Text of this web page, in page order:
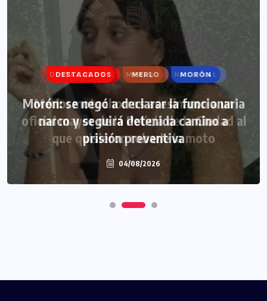
DESTACADOS MERLO MORÓN
Morón: se negó a declarar la funcionaria
narco y seguirá detenida camino a
prisión preventiva
04/08/2026